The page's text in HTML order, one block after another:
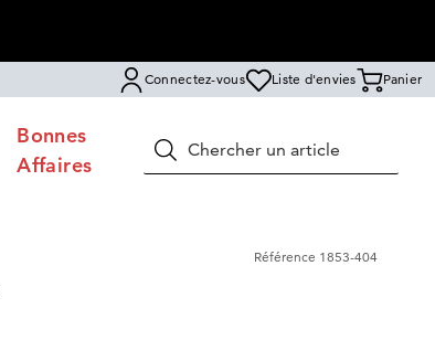
Connectez-vous Liste d'envies Panier
Bonnes
Affaires
Rechercher
Référence 1853-404